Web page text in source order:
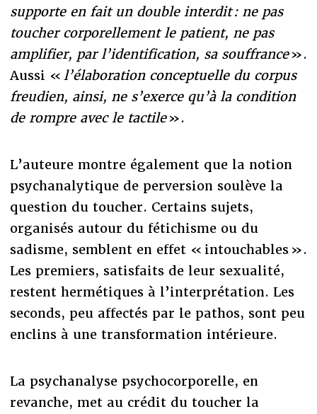
supporte en fait un double interdit : ne pas
toucher corporellement le patient, ne pas
amplifier, par l’identification, sa souffrance».
Aussi « l’élaboration conceptuelle du corpus
freudien, ainsi, ne s’exerce qu’à la condition
de rompre avec le tactile».
L’auteure montre également que la notion
psychanalytique de perversion soulève la
question du toucher. Certains sujets,
organisés autour du fétichisme ou du
sadisme, semblent en effet « intouchables ».
Les premiers, satisfaits de leur sexualité,
restent hermétiques à l’interprétation. Les
seconds, peu affectés par le pathos, sont peu
enclins à une transformation intérieure.
La psychanalyse psychocorporelle, en
revanche, met au crédit du toucher la